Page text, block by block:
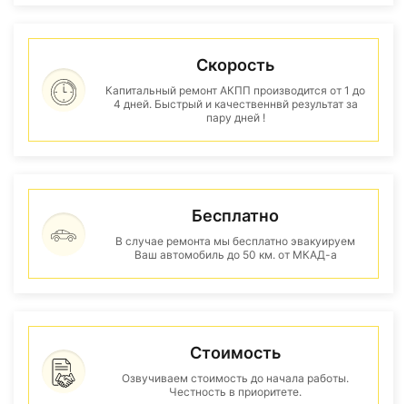
Скорость
Капитальный ремонт АКПП производится от 1 до
4 дней. Быстрый и качественнвй результат за
пару дней !
Бесплатно
В случае ремонта мы бесплатно эвакуируем
Ваш автомобиль до 50 км. от МКАД-а
Стоимость
Озвучиваем стоимость до начала работы.
Честность в приоритете.